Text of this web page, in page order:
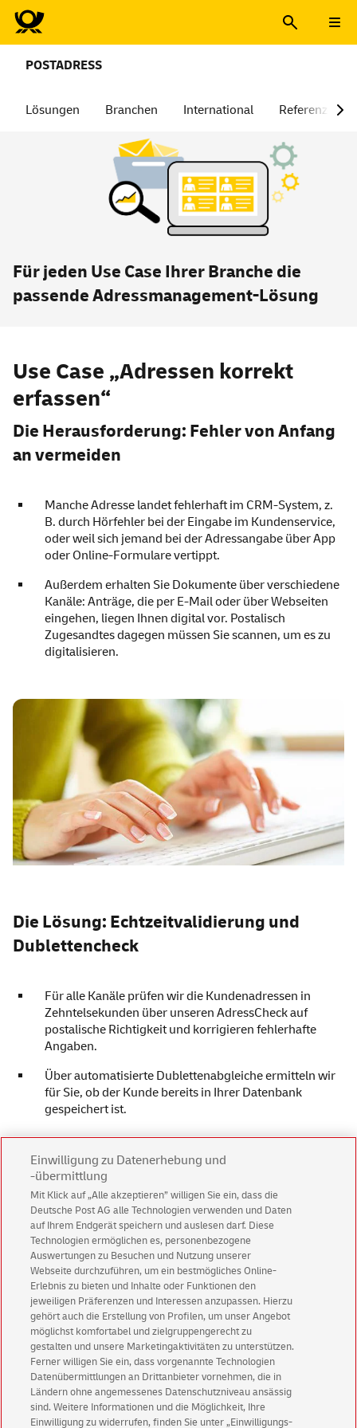
POSTADRESS
Lösungen Branchen International Referenzen
Für jeden Use Case Ihrer Branche die
passende Adressmanagement-Lösung
Use Case „Adressen korrekt
erfassen“
Die Herausforderung: Fehler von Anfang
an vermeiden
Manche Adresse landet fehlerhaft im CRM-System, z.
B. durch Hörfehler bei der Eingabe im Kundenservice,
oder weil sich jemand bei der Adressangabe über App
oder Online-Formulare vertippt.
Außerdem erhalten Sie Dokumente über verschiedene
Kanäle: Anträge, die per E-Mail oder über Webseiten
eingehen, liegen Ihnen digital vor. Postalisch
Zugesandtes dagegen müssen Sie scannen, um es zu
digitalisieren.
Die Lösung: Echtzeitvalidierung und
Dublettencheck
Für alle Kanäle prüfen wir die Kundenadressen in
Zehntelsekunden über unseren AdressCheck auf
postalische Richtigkeit und korrigieren fehlerhafte
Angaben.
Über automatisierte Dublettenabgleicheermitteln wir
für Sie, ob der Kunde bereits in Ihrer Datenbank
gespeichert ist.
Mehr erfahren?
Lesen Sie mehr in unseremInfoblatt
„Echtzeitvalidierung“oder mailen Sie uns an
sales@postadress.de.
Zurück zum Lösungsfinder
Einwilligung zu Datenerhebung und
-übermittlung
Mit Klick auf „Alle akzeptieren” willigen Sie ein, dass die
Deutsche Post AG alle Technologien verwenden und Daten
auf Ihrem Endgerät speichern und auslesen darf. Diese
Technologien ermöglichen es, personenbezogene
Auswertungen zu Besuchen und Nutzung unserer
Webseite durchzuführen, um ein bestmögliches Online-
Erlebnis zu bieten und Inhalte oder Funktionen den
jeweiligen Präferenzen und Interessen anzupassen. Hierzu
gehört auch die Erstellung von Profilen, um unser Angebot
möglichst komfortabel und zielgruppengerecht zu
gestalten und unsere Marketingaktivitäten zu unterstützen.
Ferner willigen Sie ein, dass vorgenannte Technologien
Datenübermittlungen an Drittanbieter vornehmen, die in
Ländern ohne angemessenes Datenschutzniveau ansässig
sind. Weitere Informationen und die Möglichkeit, Ihre
Einwilligung zu widerrufen, finden Sie unter „Einwilligungs-